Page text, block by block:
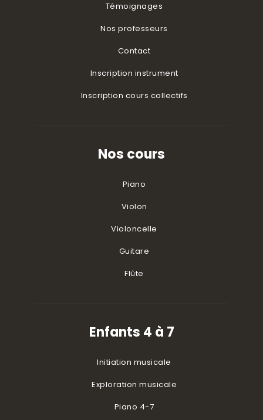
Témoignages
Nos professeurs
Contact
Inscription instrument
Inscription cours collectifs
Nos cours
Piano
Violon
Violoncelle
Guitare
Flûte
Enfants 4 à 7
Initiation musicale
Exploration musicale
Piano 4-7